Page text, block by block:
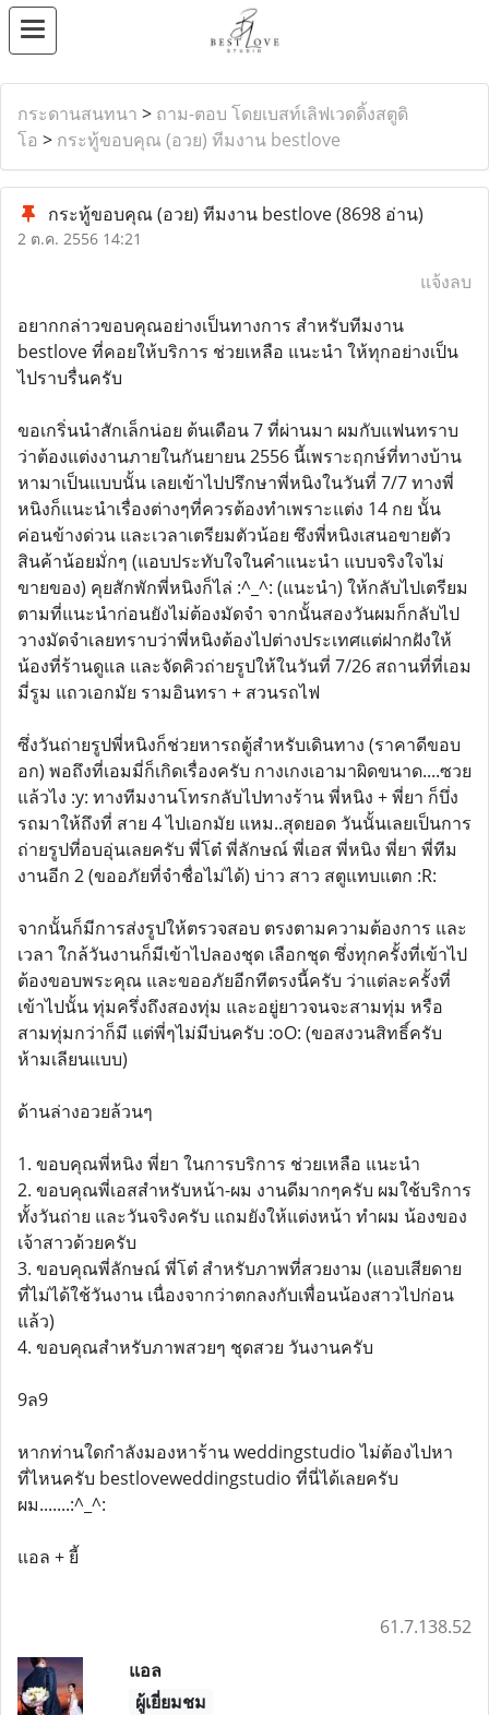
กระดานสนทนา > ถาม-ตอบ โดยเบสท์เลิฟเวดดิ้งสตูดิ
โอ > กระทู้ขอบคุณ (อวย) ทีมงาน bestlove
กระทู้ขอบคุณ (อวย) ทีมงาน bestlove(8698 อ่าน)
2 ต.ค. 2556 14:21
แจ้งลบ
อยากกล่าวขอบคุณอย่างเป็นทางการ สำหรับทีมงาน
bestlove ที่คอยให้บริการ ช่วยเหลือ แนะนำ ให้ทุกอย่างเป็น
ไปราบรื่นครับ
ขอเกริ่นนำสักเล็กน่อย ต้นเดือน 7 ที่ผ่านมา ผมกับแฟนทราบ
ว่าต้องแต่งงานภายในกันยายน 2556 นี้เพราะฤกษ์ที่ทางบ้าน
หามาเป็นแบบนั้น เลยเข้าไปปรึกษาพี่หนิงในวันที่ 7/7 ทางพี่
หนิงก็แนะนำเรื่องต่างๆที่ควรต้องทำเพราะแต่ง 14 กย นั้น
ค่อนข้างด่วน และเวลาเตรียมตัวน้อย ซึงพี่หนิงเสนอขายตัว
สินค้าน้อยมั่กๆ (แอบประทับใจในคำแนะนำ แบบจริงใจไม่
ขายของ) คุยสักพักพี่หนิงก็ไล่ :^_^: (แนะนำ) ให้กลับไปเตรียม
ตามที่แนะนำก่อนยังไม่ต้องมัดจำ จากนั้นสองวันผมก็กลับไป
วางมัดจำเลยทราบว่าพี่หนิงต้องไปต่างประเทศแต่ฝากฝังให้
น้องที่ร้านดูแล และจัดคิวถ่ายรูปให้ในวันที่ 7/26 สถานที่ที่เอม
มี่รูม แถวเอกมัย รามอินทรา + สวนรถไฟ
ซึ่งวันถ่ายรูปพี่หนิงก็ช่วยหารถตู้สำหรับเดินทาง (ราคาดีขอบ
อก) พอถึงที่เอมมี่ก็เกิดเรื่องครับ กางเกงเอามาผิดขนาด....ซวย
แล้วไง :y: ทางทีมงานโทรกลับไปทางร้าน พี่หนิง + พี่ยา ก็บึ่ง
รถมาให้ถึงที่ สาย 4 ไปเอกมัย แหม..สุดยอด วันนั้นเลยเป็นการ
ถ่ายรูปที่อบอุ่นเลยครับ พี่โต๋ พี่ลักษณ์ พี่เอส พี่หนิง พี่ยา พี่ทีม
งานอีก 2 (ขออภัยที่จำชื่อไม่ได้) บ่าว สาว สตูแทบแตก :R:
จากนั้นก็มีการส่งรูปให้ตรวจสอบ ตรงตามความต้องการ และ
เวลา ใกล้วันงานก็มีเข้าไปลองชุด เลือกชุด ซึ่งทุกครั้งที่เข้าไป
ต้องขอบพระคุณ และขออภัยอีกทีตรงนี้ครับ ว่าแต่ละครั้งที่
เข้าไปนั้น ทุ่มครึ่งถึงสองทุ่ม และอยู่ยาวจนจะสามทุ่ม หรือ
สามทุ่มกว่าก็มี แต่พี่ๆไม่มีบ่นครับ :oO: (ขอสงวนสิทธิ์ครับ
ห้ามเลียนแบบ)
ด้านล่างอวยล้วนๆ
1. ขอบคุณพี่หนิง พี่ยา ในการบริการ ช่วยเหลือ แนะนำ
2. ขอบคุณพี่เอสสำหรับหน้า-ผม งานดีมากๆครับ ผมใช้บริการ
ทั้งวันถ่าย และวันจริงครับ แถมยังให้แต่งหน้า ทำผม น้องของ
เจ้าสาวด้วยครับ
3. ขอบคุณพี่ลักษณ์ พี่โต๋ สำหรับภาพที่สวยงาม (แอบเสียดาย
ที่ไม่ได้ใช้วันงาน เนื่องจากว่าตกลงกับเพื่อนน้องสาวไปก่อน
แล้ว)
4. ขอบคุณสำหรับภาพสวยๆ ชุดสวย วันงานครับ
9ล9
หากท่านใดกำลังมองหาร้าน weddingstudio ไม่ต้องไปหา
ที่ไหนครับ bestloveweddingstudio ที่นี่ได้เลยครับ
ผม.......:^_^:
แอล + ยี้
61.7.138.52
แอล
ผู้เยี่ยมชม